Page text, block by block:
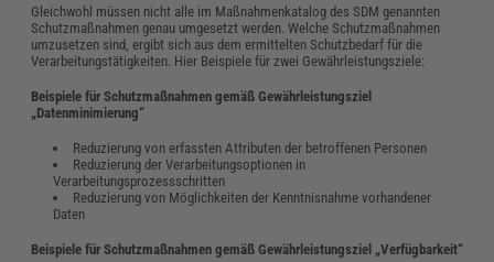
Gleichwohl müssen nicht alle im Maßnahmenkatalog des SDM genannten
Schutzmaßnahmen genau umgesetzt werden. Welche Schutzmaßnahmen
umzusetzen sind, ergibt sich aus dem ermittelten Schutzbedarf für die
Verarbeitungstätigkeiten. Hier Beispiele für zwei Gewährleistungsziele:
Beispiele für Schutzmaßnahmen gemäß Gewährleistungsziel
„Datenminimierung“
Reduzierung von erfassten Attributen der betroffenen Personen
Reduzierung der Verarbeitungsoptionen in
Verarbeitungsprozessschritten
Reduzierung von Möglichkeiten der Kenntnisnahme vorhandener
Daten
Beispiele für Schutzmaßnahmen gemäß Gewährleistungsziel „Verfügbarkeit“